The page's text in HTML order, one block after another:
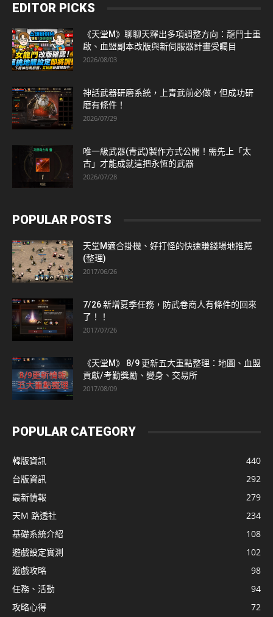
EDITOR PICKS
《天堂M》聊聊天釋出多項調整方向：龍鬥士重
啟、血盟副本改版與新伺服器計畫受矚目
2026/08/03
神話武器研磨系統，上青武前必做，但成功研
磨有條件！
2026/07/29
唯一級武器(青武)製作方式公開！需先上「太
古」才能成就這把永恆的武器
2026/07/28
POPULAR POSTS
天堂M適合掛機、好打怪的快速賺錢場地推薦
(整理)
2017/06/26
7/26 新增夏季任務，防武卷商人有條件的回來
了！！
2017/07/26
《天堂M》 8/9 更新五大重點整理：地圖、血盟
貢獻/考勤獎勵、變身、交易所
2017/08/09
POPULAR CATEGORY
韓版資訊
440
台版資訊
292
最新情報
279
天M 路透社
234
基礎系統介紹
108
遊戲設定實測
102
遊戲攻略
98
任務、活動
94
攻略心得
72